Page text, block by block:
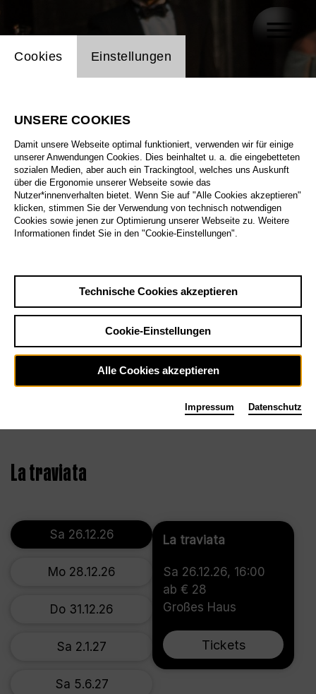
©2018, Marcus Lieberenz
La traviata
Sa 26.12.26
Mo 28.12.26
Do 31.12.26
Sa 2.1.27
Sa 5.6.27
La traviata
Sa 26.12.26, 16:00
ab € 28
Großes Haus
Tickets
Einstellung Website Cookie
Cookies Einstellungen
UNSERE COOKIES
Damit unsere Webseite optimal funktioniert, verwenden wir für einige
unserer Anwendungen Cookies. Dies beinhaltet u. a. die eingebetteten
sozialen Medien, aber auch ein Trackingtool, welches uns Auskunft
über die Ergonomie unserer Webseite sowie das
Nutzer*innenverhalten bietet. Wenn Sie auf "Alle Cookies akzeptieren"
klicken, stimmen Sie der Verwendung von technisch notwendigen
Cookies sowie jenen zur Optimierung unserer Webseite zu. Weitere
Informationen findet Sie in den "Cookie-Einstellungen".
Technische Cookies akzeptieren
Cookie-Einstellungen
Alle Cookies akzeptieren
Impressum Datenschutz